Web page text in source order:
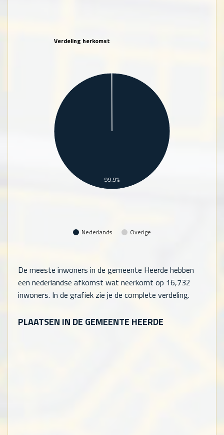
Verdeling herkomst
Nederlands Overige
99,9%
De meeste inwoners in de gemeente Heerde hebben
een nederlandse afkomst wat neerkomt op 16,732
inwoners. In de grafiek zie je de complete verdeling.
PLAATSEN IN DE GEMEENTE HEERDE